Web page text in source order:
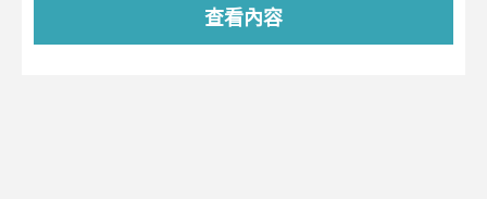
查看內容